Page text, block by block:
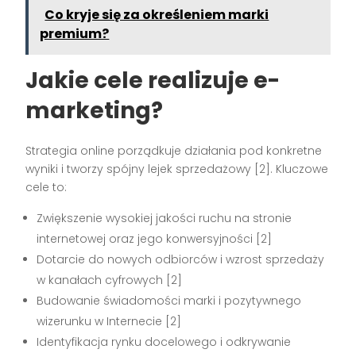
Co kryje się za określeniem marki
premium?
Jakie cele realizuje e-
marketing?
Strategia online porządkuje działania pod konkretne
wyniki i tworzy spójny lejek sprzedażowy [2]. Kluczowe
cele to:
Zwiększenie wysokiej jakości ruchu na stronie
internetowej oraz jego konwersyjności [2]
Dotarcie do nowych odbiorców i wzrost sprzedaży
w kanałach cyfrowych [2]
Budowanie świadomości marki i pozytywnego
wizerunku w Internecie [2]
Identyfikacja rynku docelowego i odkrywanie